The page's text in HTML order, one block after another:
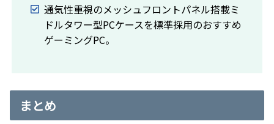
通気性重視のメッシュフロントパネル搭載ミ
ドルタワー型PCケースを標準採用のおすすめ
ゲーミングPC。
まとめ